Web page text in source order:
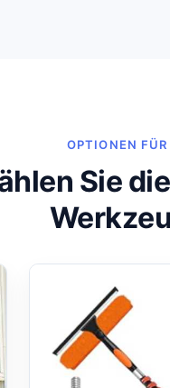
OPTIONEN
Sie